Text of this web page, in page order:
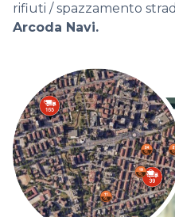
rifiuti / spazzamento
Arcoda Navi.